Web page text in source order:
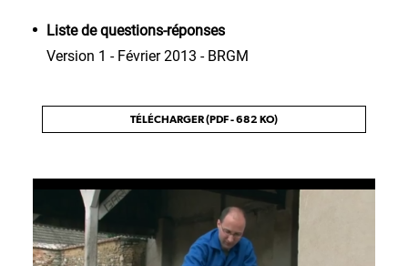
Liste de questions-réponses
Version 1 - Février 2013 - BRGM
TÉLÉCHARGER (PDF - 682 KO)